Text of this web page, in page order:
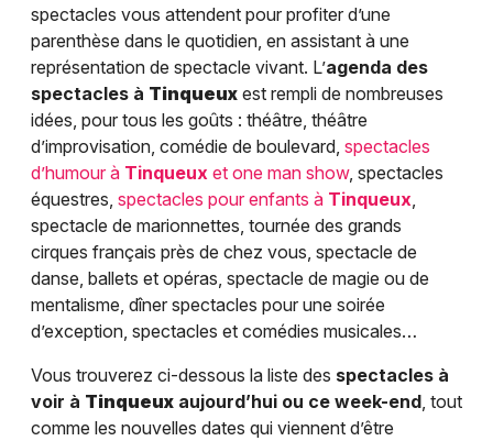
spectacles vous attendent pour profiter d’une
parenthèse dans le quotidien, en assistant à une
représentation de spectacle vivant. L’agenda des
spectacles à Tinqueux est rempli de nombreuses
idées, pour tous les goûts : théâtre, théâtre
d’improvisation, comédie de boulevard, spectacles
d’humour à Tinqueux et one man show, spectacles
équestres, spectacles pour enfants à Tinqueux
spectacle de marionnettes, tournée des grands
cirques français près de chez vous, spectacle de
danse, ballets et opéras, spectacle de magie ou de
mentalisme, dîner spectacles pour une soirée
d’exception, spectacles et comédies musicales…
Vous trouverez ci-dessous la liste des spectacles à
voir à Tinqueux aujourd’hui ou ce week-end , tout
comme les nouvelles dates qui viennent d’être